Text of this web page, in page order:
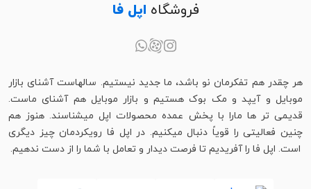
فروشگاه اپل فا
هر چقدر هم تفکرمان نو باشد، ما جدید نیستیم. سالهاست آشنای بازار
موبایل و آیپد و مک بوک هستیم و بازار موبایل هم آشنای ماست.
قدیمی تر ها مارا با پخش عمده محصولات اپل میشناسند. هنوز هم
چنین فعالیتی را قویاً دنبال میکنیم. در اپل فا رویکردمان چیز دیگری
است. اپل فا را آفریدیم تا فرصت دیدار و تعامل با شما را از دست ندهیم.